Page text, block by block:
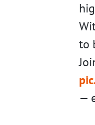
to
—